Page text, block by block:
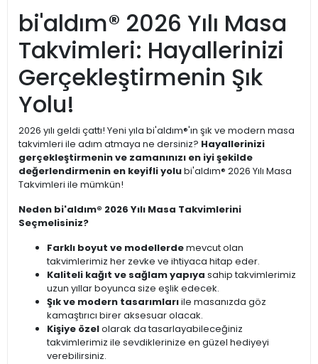
bi'aldım® 2026 Yılı Masa
Takvimleri: Hayallerinizi
Gerçekleştirmenin Şık
Yolu!
2026 yılı geldi çattı! Yeni yıla bi'aldım®'ın şık ve modern masa
takvimleri ile adım atmaya ne dersiniz? Hayallerinizi
gerçekleştirmenin ve zamanınızı en iyi şekilde
değerlendirmenin en keyifli yolubi'aldım® 2026 Yılı Masa
Takvimleri ile mümkün!
Neden bi'aldım® 2026 Yılı Masa Takvimlerini
Seçmelisiniz?
Farklı boyut ve modellerdemevcut olan
takvimlerimiz her zevke ve ihtiyaca hitap eder.
Kaliteli kağıt ve sağlam yapıya sahip takvimlerimiz
uzun yıllar boyunca size eşlik edecek.
Şık ve modern tasarımlarıile masanızda göz
kamaştırıcı birer aksesuar olacak.
Kişiye özelolarak da tasarlayabileceğiniz
takvimlerimiz ile sevdiklerinize en güzel hediyeyi
verebilirsiniz.